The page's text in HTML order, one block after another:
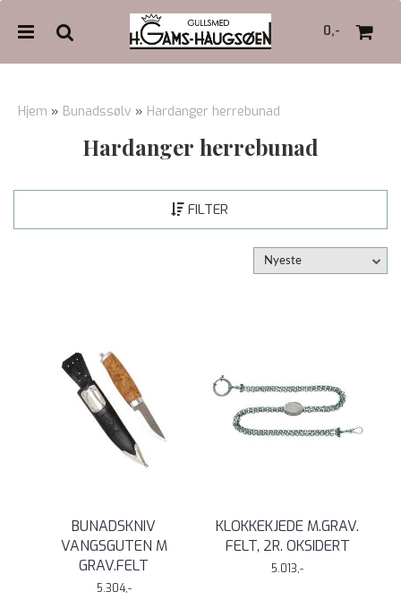
0,-
Hjem » Bunadssølv » Hardanger herrebunad
Hardanger herrebunad
FILTER
Nyeste
BUNADSKNIV
VANGSGUTEN M
GRAV.FELT
5.304,-
KLOKKEKJEDE M.GRAV.
FELT, 2R. OKSIDERT
5.013,-
Trykk ENTER for å søke